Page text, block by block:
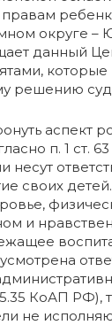
округе –
данный
которые
решению
аспект
п. 1 ст.
своих
и
5.35 КоАП РФ),
не